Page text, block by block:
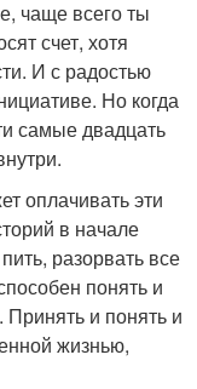
чаще всего ты
счет, хотя
И с радостью
Но когда
самые двадцать
оплачивать эти
в начале
разорвать все
понять и
Принять и понять и
жизнью,